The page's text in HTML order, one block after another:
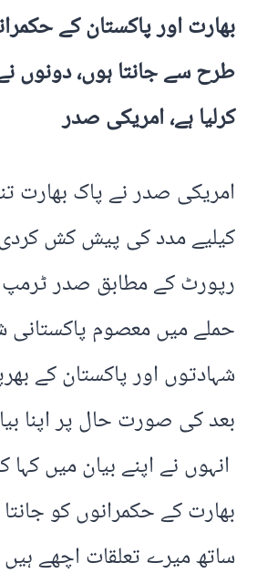
بھارت اور پاکستان کے
طرح سے جانتا ہوں، دونوں
کرلیا ہے، امریکی صدر
امریکی صدر نے پاک بھارت
کیلیے مدد کی پیش کش
رپورٹ کے مطابق صدر
حملے میں معصوم
شہادتوں اور پاکستان کے
بعد کی صورت حال پر اپنا
انہوں نے اپنے بیان میں کہا
بھارت کے حکمرانوں کو
ساتھ میرے تعلقات اچھے